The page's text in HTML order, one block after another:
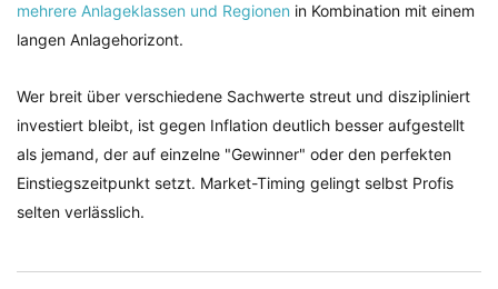
mehrere Anlageklassen und Regionen in Kombination mit einem
langen Anlagehorizont.
Wer breit über verschiedene Sachwerte streut und diszipliniert
investiert bleibt, ist gegen Inflation deutlich besser aufgestellt
als jemand, der auf einzelne "Gewinner" oder den perfekten
Einstiegszeitpunkt setzt. Market-Timing gelingt selbst Profis
selten verlässlich.